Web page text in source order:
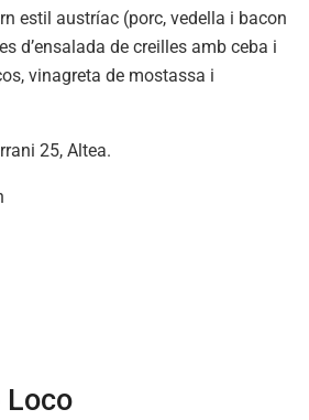
estil austríac (porc, vedella i bacon
d’ensalada de creilles amb ceba i
vinagreta de mostassa i
25, Altea.
Loco